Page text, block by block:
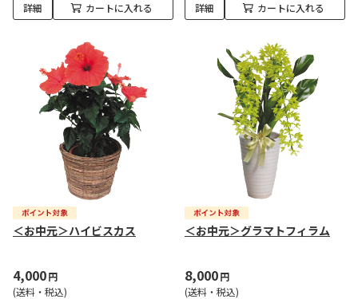
詳細 カートに入れる 詳細 カートに入れる
＜お中元＞ハイビスカス
4,000円
(送料・税込)
＜お中元＞グラマトフィラム
8,000円
(送料・税込)